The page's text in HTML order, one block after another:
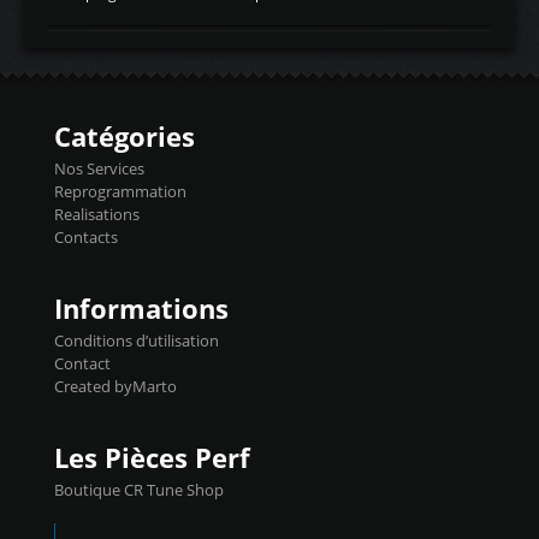
d'admissiontemp ex. pour atmo -30- 80°C
temperaturetemperature ldr moteurtemp
Injecteurs + Flashpro 1370€ TTC Le
précise et performante. Vous pourrez
basculer de la carto sans plomb à Ethanol à
l'aide du flashpro OPTION ECONOMIQUES
Reprog SP 98 sur le calculateur d'origine
450€ TTC Un gain d'environ 10cv et 15nm
Catégories
Nos Services
Reprogrammation
Realisations
Contacts
Informations
Conditions d’utilisation
Contact
Created byMarto
Les Pièces Perf
Boutique CR Tune Shop